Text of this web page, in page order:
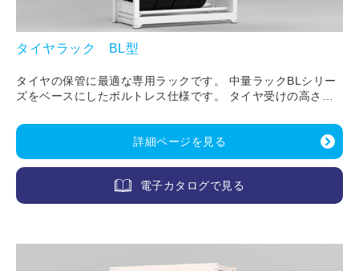
タイヤラック BL型
タイヤの保管に最適な専用ラックです。 中量ラックBLシリー
ズをベースにしたボルトレス仕様です。 タイヤ受けの高さと
詳細ページを見る
電子カタログで見る